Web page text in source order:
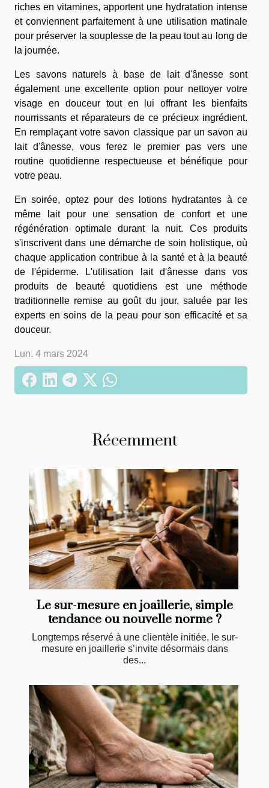
riches en vitamines, apportent une hydratation intense
et conviennent parfaitement à une utilisation matinale
pour préserver la souplesse de la peau tout au long de
la journée.
Les savons naturels à base de lait d'ânesse sont
également une excellente option pour nettoyer votre
visage en douceur tout en lui offrant les bienfaits
nourrissants et réparateurs de ce précieux ingrédient.
En remplaçant votre savon classique par un savon au
lait d'ânesse, vous ferez le premier pas vers une
routine quotidienne respectueuse et bénéfique pour
votre peau.
En soirée, optez pour des lotions hydratantes à ce
même lait pour une sensation de confort et une
régénération optimale durant la nuit. Ces produits
s'inscrivent dans une démarche de soin holistique, où
chaque application contribue à la santé et à la beauté
de l'épiderme. L'utilisation lait d'ânesse dans vos
produits de beauté quotidiens est une méthode
traditionnelle remise au goût du jour, saluée par les
experts en soins de la peau pour son efficacité et sa
douceur.
Lun. 4 mars 2024
Récemment
Le sur-mesure en joaillerie, simple
tendance ou nouvelle norme ?
Longtemps réservé à une clientèle initiée, le sur-
mesure en joaillerie s’invite désormais dans
des...